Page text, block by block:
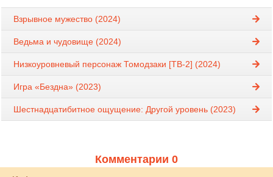
Взрывное мужество (2024)
Ведьма и чудовище (2024)
Низкоуровневый персонаж Томодзаки [ТВ-2] (2024)
Игра «Бездна» (2023)
Шестнадцатибитное ощущение: Другой уровень (2023)
Комментарии 0